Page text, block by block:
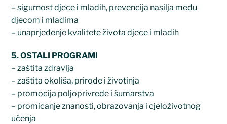
– sigurnost djece i mladih, prevencija nasilja među
djecom i mladima
– unaprjeđenje kvalitete života djece i mladih
5. OSTALI PROGRAMI
– zaštita zdravlja
– zaštita okoliša, prirode i životinja
– promocija poljoprivrede i šumarstva
– promicanje znanosti, obrazovanja i cjeloživotnog
učenja